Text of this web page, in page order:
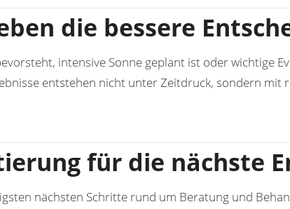
die bessere
intensive Sonne geplant ist oder wichtige
entstehen nicht unter Zeitdruck, sondern mit
für die nächste
nächsten Schritte rund um Beratung und